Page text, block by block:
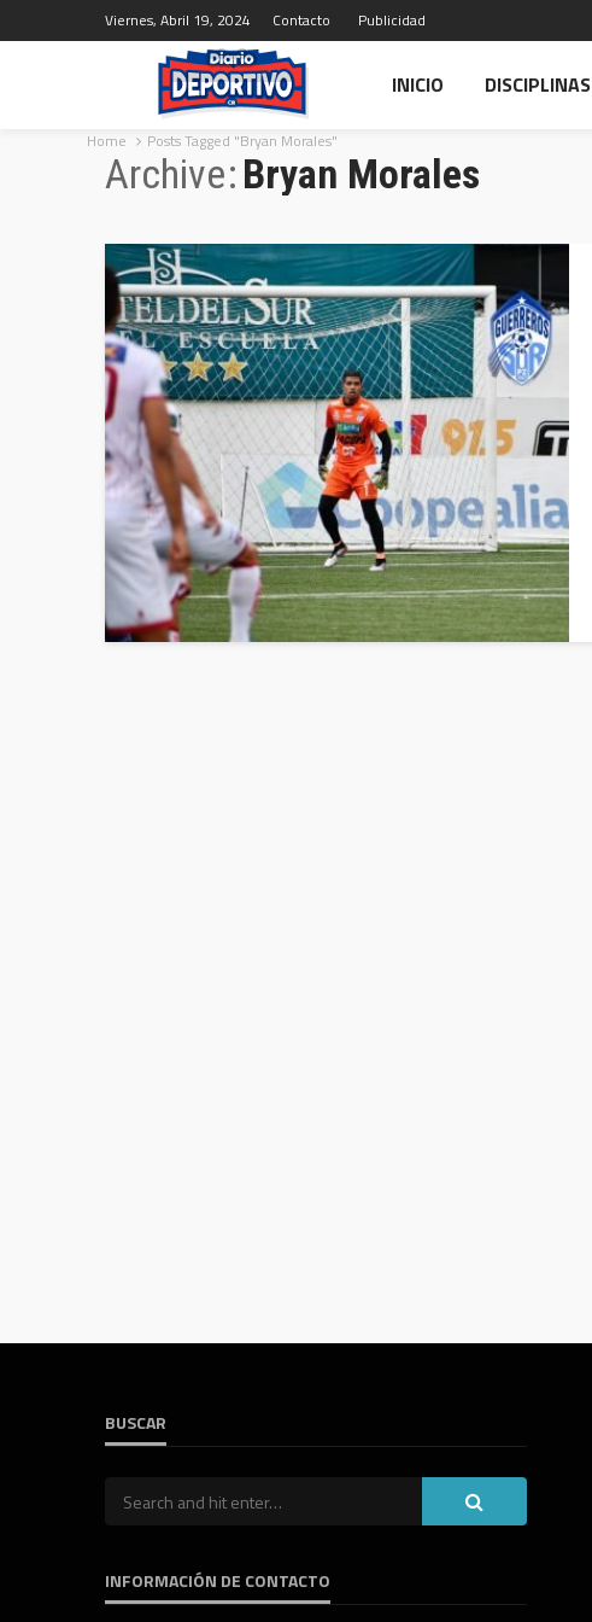
Viernes, Abril 19, 2024 Contacto Publicidad
INICIO DISCIPLINAS
Home Posts Tagged "Bryan Morales"
Archive Bryan Morales
BUSCAR
INFORMACIÓN DE CONTACTO